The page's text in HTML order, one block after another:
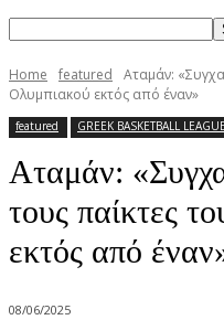
Home featured
Αταμάν:
Ολυμπιακού εκτός από έναν»
featured GREEK BASKETBALL LEAGUE
Αταμάν:
τους παίκτες
εκτός από
08/06/2025